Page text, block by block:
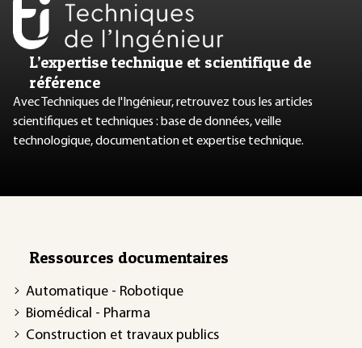
L’expertise technique et scientifique de
référence
Avec Techniques de l'Ingénieur, retrouvez tous les articles
scientifiques et techniques : base de données, veille
technologique, documentation et expertise technique.
Ressources documentaires
Automatique - Robotique
Biomédical - Pharma
Construction et travaux publics